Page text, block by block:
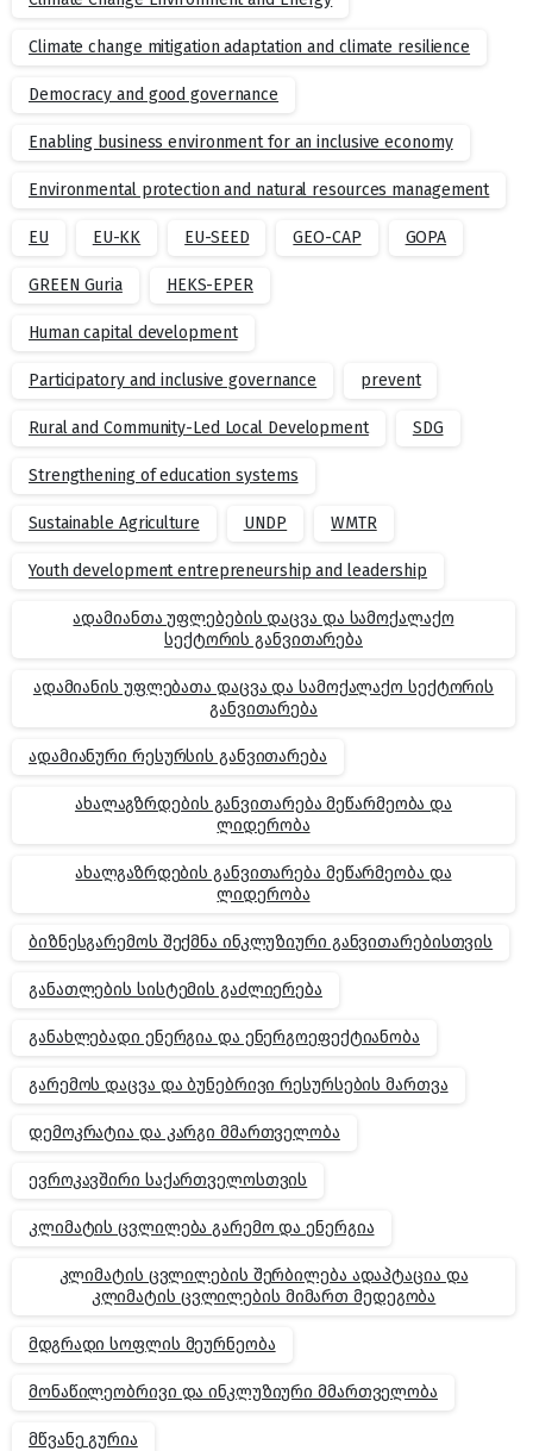
Climate change mitigation adaptation and climate resilience
Democracy and good governance
Enabling business environment for an inclusive economy
Environmental protection and natural resources management
EU EU-KK EU-SEED GEO-CAP GOPA
GREEN Guria HEKS-EPER
Human capital development
Participatory and inclusive governance prevent
Rural and Community-Led Local Development SDG
Strengthening of education systems
Sustainable Agriculture UNDP WMTR
Youth development entrepreneurship and leadership
ადამიანთა უფლებების დაცვა და სამოქალაქო
სექტორის განვითარება
ადამიანის უფლებათა დაცვა და სამოქალაქო სექტორის
განვითარება
ადამიანური რესურსის განვითარება
ახალაგზრდების განვითარება მეწარმეობა და
ლიდერობა
ახალგაზრდების განვითარება მეწარმეობა და
ლიდერობა
ბიზნესგარემოს შექმნა ინკლუზიური განვითარებისთვის
განათლების სისტემის გაძლიერება
განახლებადი ენერგია და ენერგოეფექტიანობა
გარემოს დაცვა და ბუნებრივი რესურსების მართვა
დემოკრატია და კარგი მმართველობა
ევროკავშირი საქართველოსთვის
კლიმატის ცვლილება გარემო და ენერგია
კლიმატის ცვლილების შერბილება ადაპტაცია და
კლიმატის ცვლილების მიმართ მედეგობა
მდგრადი სოფლის მეურნეობა
მონაწილეობრივი და ინკლუზიური მმართველობა
მწვანე გურია